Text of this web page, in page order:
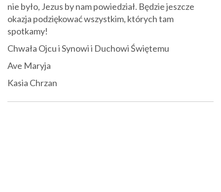
nie było, Jezus by nam powiedział. Będzie jeszcze
okazja podziękować wszystkim, których tam
spotkamy!
Chwała Ojcu i Synowi i Duchowi Świętemu
Ave Maryja
Kasia Chrzan